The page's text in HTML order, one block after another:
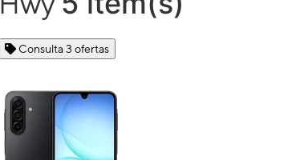
Consulta 3 ofertas